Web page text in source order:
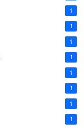
1
1
1
1
1
1
1
1